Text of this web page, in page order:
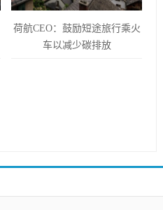
荷航CEO：鼓励短途旅行乘火
车以减少碳排放